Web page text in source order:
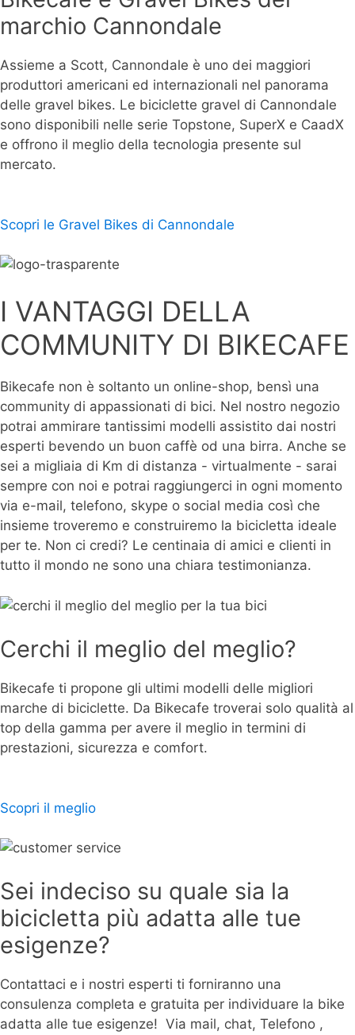
marchio Cannondale
Assieme a Scott, Cannondale è uno dei maggiori
produttori americani ed internazionali nel panorama
delle gravel bikes. Le biciclette gravel di Cannondale
sono disponibili nelle serie Topstone, SuperX e CaadX
e offrono il meglio della tecnologia presente sul
mercato.
Scopri le Gravel Bikes di Cannondale
I VANTAGGI DELLA
COMMUNITY DI BIKECAFE
Bikecafe non è soltanto un online-shop, bensì una
community di appassionati di bici. Nel nostro negozio
potrai ammirare tantissimi modelli assistito dai nostri
esperti bevendo un buon caffè od una birra. Anche se
sei a migliaia di Km di distanza - virtualmente - sarai
sempre con noi e potrai raggiungerci in ogni momento
via e-mail, telefono, skype o social media così che
insieme troveremo e construiremo la bicicletta ideale
per te. Non ci credi? Le centinaia di amici e clienti in
tutto il mondo ne sono una chiara testimonianza.
Cerchi il meglio del meglio?
Bikecafe ti propone gli ultimi modelli delle migliori
marche di biciclette. Da Bikecafe troverai solo qualità al
top della gamma per avere il meglio in termini di
prestazioni, sicurezza e comfort.
Scopri il meglio
Sei indeciso su quale sia la
bicicletta più adatta alle tue
esigenze?
Contattaci e i nostri esperti ti forniranno una
consulenza completa e gratuita per individuare la bike
adatta alle tue esigenze! Via mail, chat, Telefono ,